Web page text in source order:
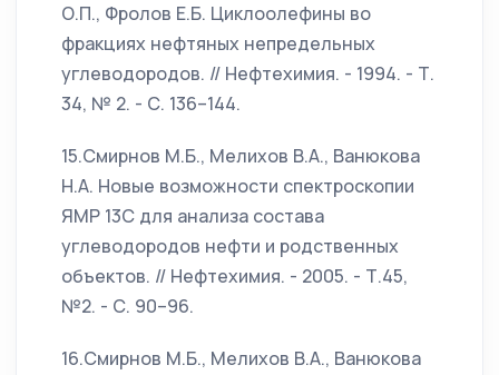
О.П., Фролов Е.Б. Циклоолефины во
фракциях нефтяных непредельных
углеводородов. // Нефтехимия. - 1994. - Т.
34, № 2. - С. 136–144.
15.Смирнов М.Б., Мелихов В.А., Ванюкова
Н.А. Новые возможности спектроскопии
ЯМР 13С для анализа состава
углеводородов нефти и родственных
объектов. // Нефтехимия. - 2005. - Т.45,
№2. - С. 90–96.
16.Смирнов М.Б., Мелихов В.А., Ванюкова